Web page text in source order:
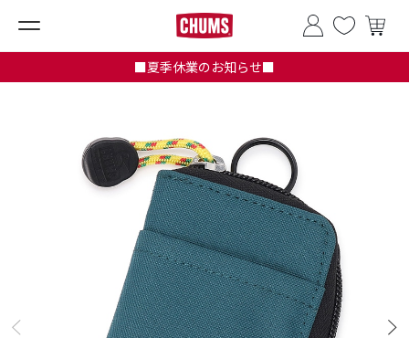
■夏季休業のお知らせ■